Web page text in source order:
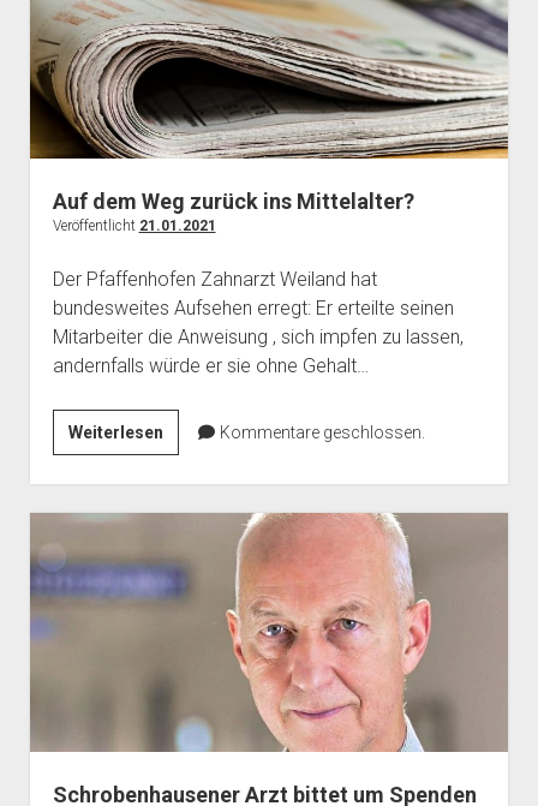
Pandemie
Auf dem Weg zurück ins Mittelalter?
Veröffentlicht 21.01.2021
Der Pfaffenhofen Zahnarzt Weiland hat
bundesweites Aufsehen erregt: Er erteilte seinen
Mitarbeiter die Anweisung , sich impfen zu lassen,
andernfalls würde er sie ohne Gehalt…
WeiterlesenAuf
dem
Weg
zurück
Mittelalter?
Kommentare geschlossen.
Schrobenhausener Arzt bittet um Spenden